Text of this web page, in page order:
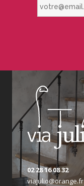
02 28 16 08 32
viajulio@orange.fr